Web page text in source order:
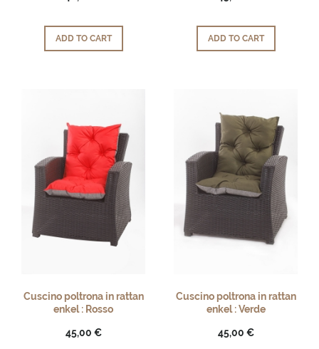
ADD TO CART ADD TO CART
Cuscino poltrona in rattan
enkel : Rosso
45,00 €
Cuscino poltrona in rattan
enkel : Verde
45,00 €